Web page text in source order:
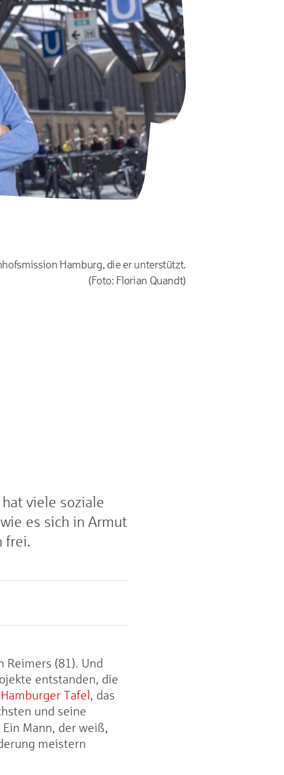
Hamburg, die er unterstützt.
(Foto: Florian Quandt)
viele soziale
es sich in Armut
frei.
Reimers (81). Und
entstanden, die
Hamburger Tafel, das
und seine
Ein Mann, der weiß,
meistern